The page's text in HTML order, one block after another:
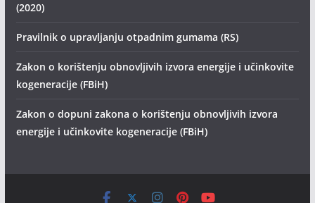
(2020)
Pravilnik o upravljanju otpadnim gumama (RS)
Zakon o korištenju obnovljivih izvora energije i učinkovite
kogeneracije (FBiH)
Zakon o dopuni zakona o korištenju obnovljivih izvora
energije i učinkovite kogeneracije (FBiH)